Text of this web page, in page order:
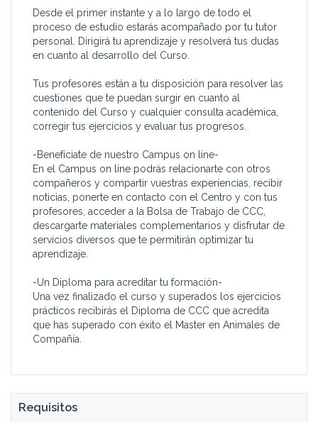
Desde el primer instante y a lo largo de todo el
proceso de estudio estarás acompañado por tu tutor
personal. Dirigirá tu aprendizaje y resolverá tus dudas
en cuanto al desarrollo del Curso.
Tus profesores están a tu disposición para resolver las
cuestiones que te puedan surgir en cuanto al
contenido del Curso y cualquier consulta académica,
corregir tus ejercicios y evaluar tus progresos.
-Benefíciate de nuestro Campus on line-
En el Campus on line podrás relacionarte con otros
compañeros y compartir vuestras experiencias, recibir
noticias, ponerte en contacto con el Centro y con tus
profesores, acceder a la Bolsa de Trabajo de CCC,
descargarte materiales complementarios y disfrutar de
servicios diversos que te permitirán optimizar tu
aprendizaje.
-Un Diploma para acreditar tu formación-
Una vez finalizado el curso y superados los ejercicios
prácticos recibirás el Diploma de CCC que acredita
que has superado con éxito el Master en Animales de
Compañía.
Requisitos